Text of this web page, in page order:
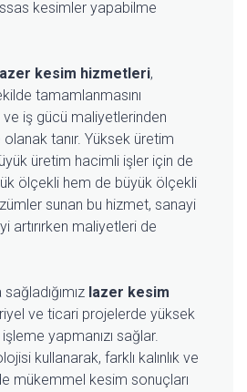
kesimler yapabilme
kesim hizmetleri,
tamamlanmasını
iş gücü maliyetlerinden
tanır. Yüksek üretim
üretim hacimli işler için de
ölçekli hem de büyük ölçekli
sunan bu hizmet, sanayi
artırırken maliyetleri de
lazer kesim
ve ticari projelerde yüksek
yapmanızı sağlar.
kullanarak, farklı kalınlık ve
mükemmel kesim sonuçları